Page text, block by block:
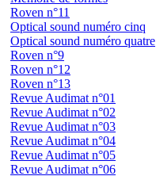
Roven n°11
Optical sound numéro cinq
Optical sound numéro quatre
Roven n°9
Roven n°12
Roven n°13
Revue Audimat n°01
Revue Audimat n°02
Revue Audimat n°03
Revue Audimat n°04
Revue Audimat n°05
Revue Audimat n°06